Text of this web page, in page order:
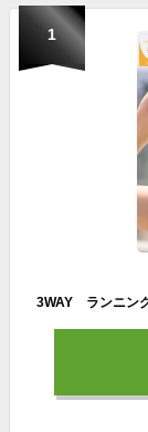
1